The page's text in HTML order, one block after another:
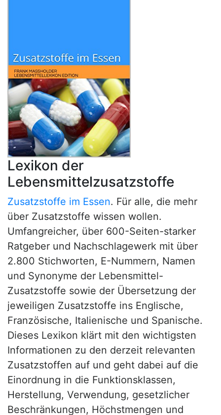
Lexikon der
Lebensmittelzusatzstoffe
Zusatzstoffe im Essen. Für alle, die mehr
über Zusatzstoffe wissen wollen.
Umfangreicher, über 600-Seiten-starker
Ratgeber und Nachschlagewerk mit über
2.800 Stichworten, E-Nummern, Namen
und Synonyme der Lebensmittel-
Zusatzstoffe sowie der Übersetzung der
jeweiligen Zusatzstoffe ins Englische,
Französische, Italienische und Spanische.
Dieses Lexikon klärt mit den wichtigsten
Informationen zu den derzeit relevanten
Zusatzstoffen auf und geht dabei auf die
Einordnung in die Funktionsklassen,
Herstellung, Verwendung, gesetzlicher
Beschränkungen, Höchstmengen und